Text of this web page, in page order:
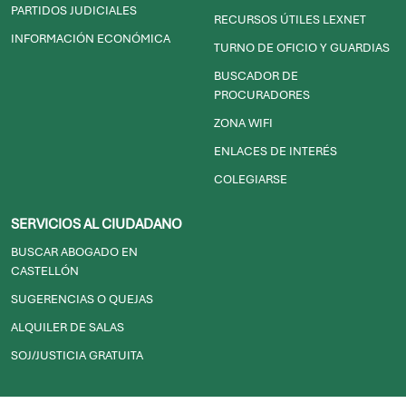
PARTIDOS JUDICIALES
INFORMACIÓN ECONÓMICA
RECURSOS ÚTILES LEXNET
TURNO DE OFICIO Y GUARDIAS
BUSCADOR DE
PROCURADORES
ZONA WIFI
ENLACES DE INTERÉS
COLEGIARSE
SERVICIOS AL CIUDADANO
BUSCAR ABOGADO EN
CASTELLÓN
SUGERENCIAS O QUEJAS
ALQUILER DE SALAS
SOJ/JUSTICIA GRATUITA